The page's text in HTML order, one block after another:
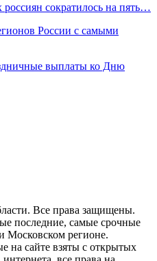
сократилось на пять…
России с самыми
выплаты ко Дню
Все права защищены.
последние, самые срочные
Московском регионе.
на сайте взяты с открытых